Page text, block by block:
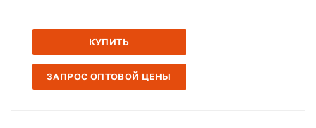
КУПИТЬ
ЗАПРОС ОПТОВОЙ ЦЕНЫ